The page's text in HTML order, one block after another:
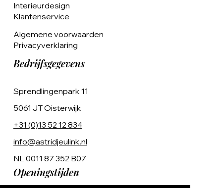
Interieurdesign
Klantenservice
Algemene voorwaarden
Privacyverklaring
Bedrijfsgegevens
Sprendlingenpark 11
5061 JT Oisterwijk
+31 (0)13 52 12 834
info@astridjeulink.nl
NL 0011 87 352 B07
Openingstijden